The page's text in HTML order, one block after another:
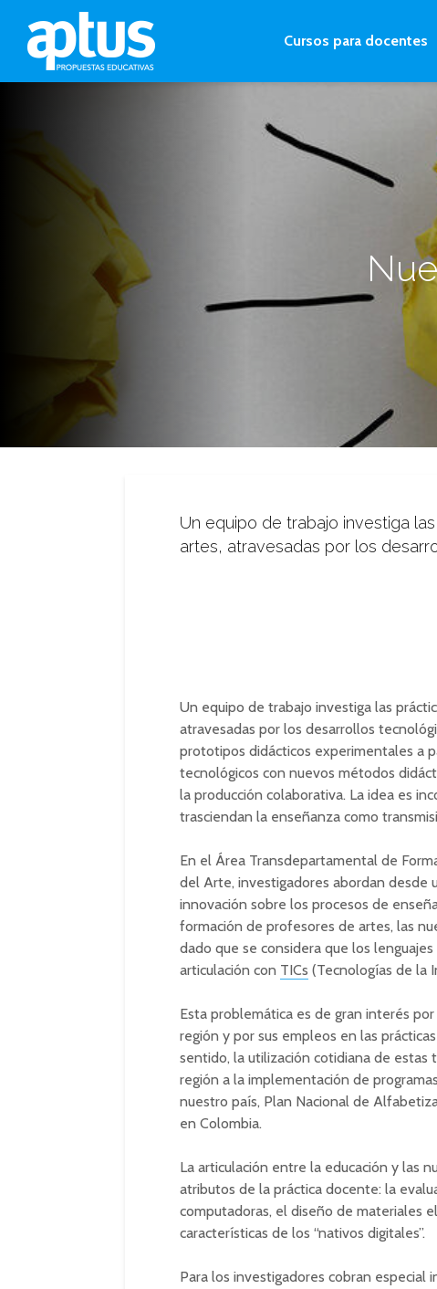
Cursos para docentes
Un equipo de trabajo investiga
artes, atravesadas por los
Un equipo de trabajo investiga las
atravesadas por los desarrollos
prototipos didácticos experimentales a
tecnológicos con nuevos métodos
la producción colaborativa. La idea es
trasciendan la enseñanza como
En el Área Transdepartamental de
del Arte, investigadores abordan desde
innovación sobre los procesos de
formación de profesores de artes, las
dado que se considera que los
articulación con TICs (Tecnologías de la
Esta problemática es de gran interés
región y por sus empleos en las
sentido, la utilización cotidiana de
región a la implementación de
nuestro país, Plan Nacional de
en Colombia.
La articulación entre la educación y las
atributos de la práctica docente: la
computadoras, el diseño de materiales
características de los “nativos digitales”.
Para los investigadores cobran especial